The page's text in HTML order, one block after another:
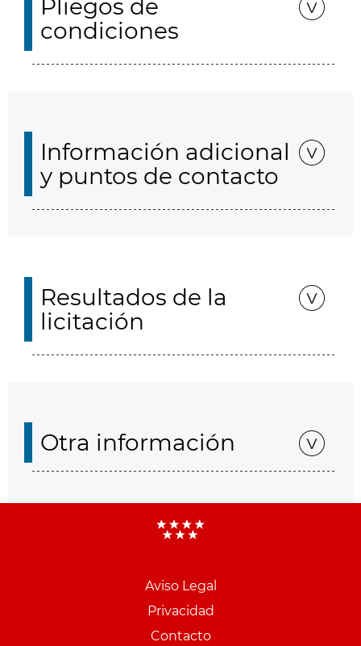
Pliegos de
condiciones
Información adicional
y puntos de contacto
Resultados de la
licitación
Otra información
Aviso Legal
Privacidad
Contacto